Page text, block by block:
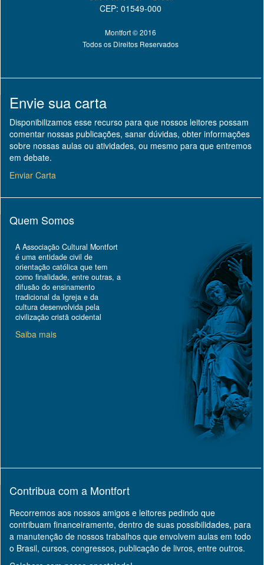
CEP: 01549-000
Montfort © 2016
Todos os Direitos Reservados
Envie sua carta
Disponibilizamos esse recurso para que nossos leitores possam
comentar nossas publicações, sanar dúvidas, obter informações
sobre nossas aulas ou atividades, ou mesmo para que entremos
em debate.
Enviar Carta
Quem Somos
A Associação Cultural Montfort
é uma entidade civil de
orientação católica que tem
como finalidade, entre outras, a
difusão do ensinamento
tradicional da Igreja e da
cultura desenvolvida pela
civilização cristã ocidental
Saiba mais
Contribua com a Montfort
Recorremos aos nossos amigos e leitores pedindo que
contribuam financeiramente, dentro de suas possibilidades, para
a manutenção de nossos trabalhos que envolvem aulas em todo
o Brasil, cursos, congressos, publicação de livros, entre outros.